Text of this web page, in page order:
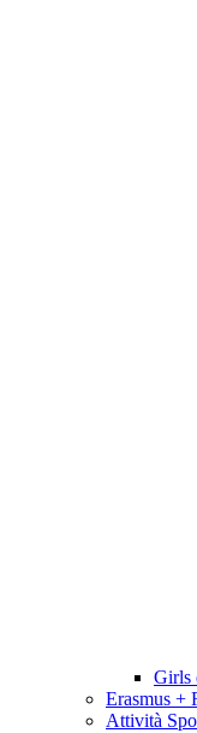
Girls
Erasmus +
Attività